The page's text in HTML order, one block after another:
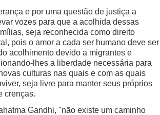
e por uma questão de justiça a
vozes para que a acolhida dessas
seja reconhecida como direito
pois o amor a cada ser humano deve ser
acolhimento devido a migrantes e
lhes a liberdade necessária para
culturas nas quais e com as quais
seja livre para manter seus próprios
crenças.
Gandhi, "não existe um caminho